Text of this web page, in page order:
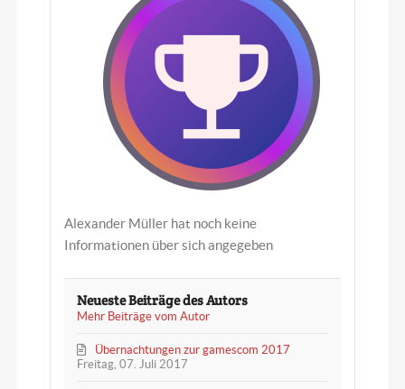
e
r
l
e
r
Alexander Müller hat noch keine
Informationen über sich angegeben
Neueste Beiträge des Autors
Mehr Beiträge vom Autor
Freitag, 07. Juli 2017
Übernachtungen zur gamescom 2017